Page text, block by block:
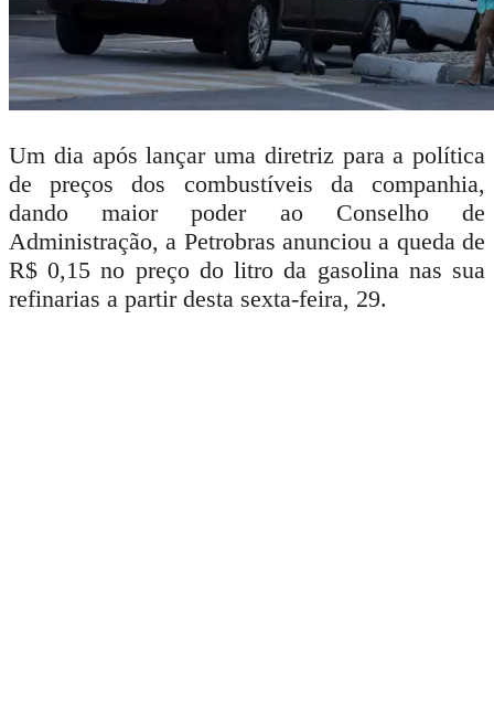
Um dia após lançar uma diretriz para a política
de preços dos combustíveis da companhia,
dando maior poder ao Conselho de
Administração, a Petrobras anunciou a queda de
R$ 0,15 no preço do litro da gasolinanas sua
refinarias a partir desta sexta-feira, 29.